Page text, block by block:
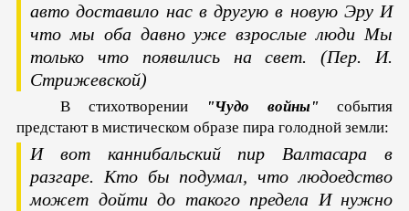
авто доставило нас в другую в новую Эру И
что мы оба давно уже взрослые люди Мы
только что появились на свет.
(Пер. И.
Стрижевской)
В стихотворении "Чудо войны"
события
предстают в мистическом образе пира голодной земли:
И вот каннибальский пир Валтасара в
разгаре. Кто бы подумал, что людоедство
может дойти до такого предела И нужно